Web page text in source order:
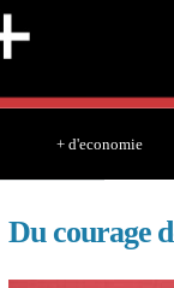
+ d'economie
Du courage